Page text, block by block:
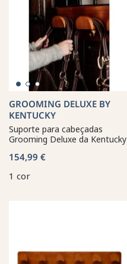
GROOMING DELUXE BY
KENTUCKY
Suporte para cabeçadas
Grooming Deluxe da Kentucky
154,99 €
1 cor